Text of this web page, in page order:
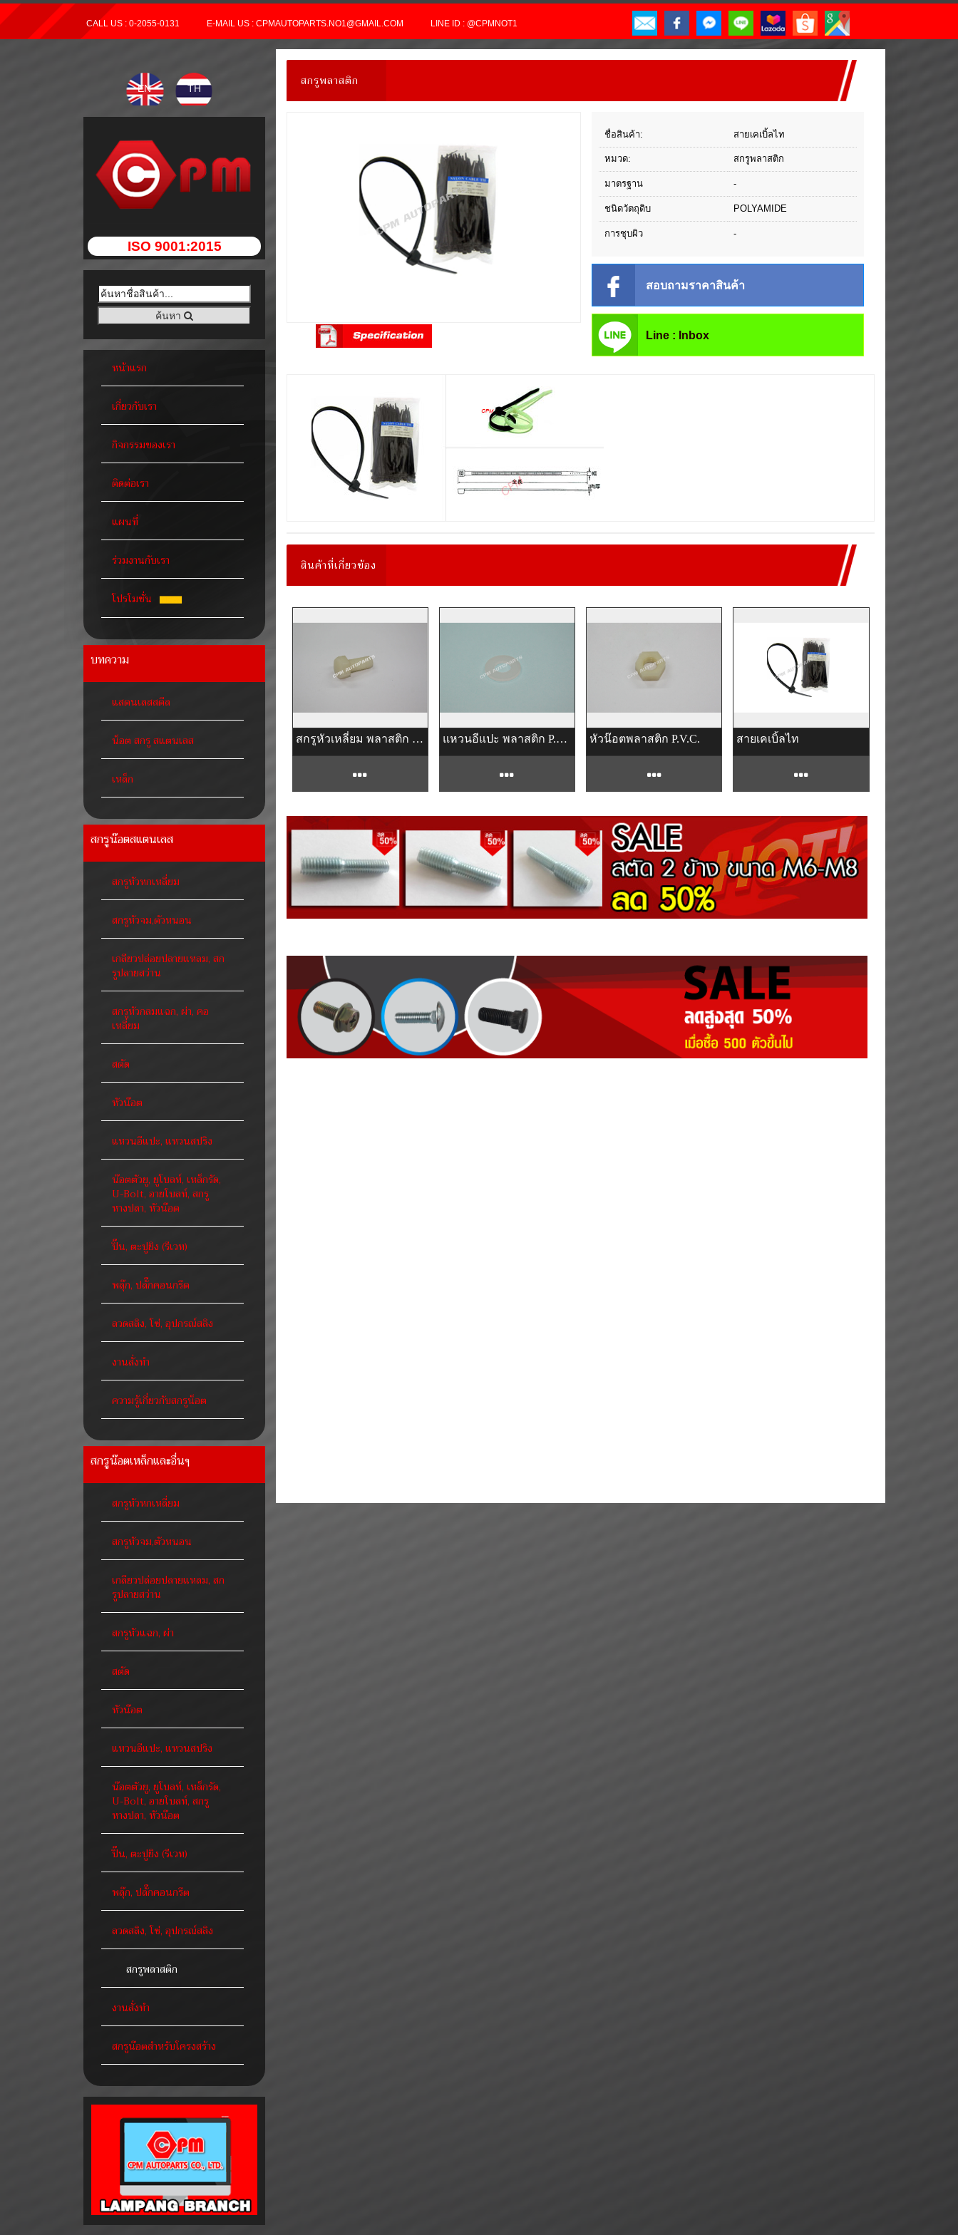
CALL US : 0-2055-0131 E-MAIL US : CPMAUTOPARTS.NO1@GMAIL.COM LINE ID : @CPMNOT1
EN TH
ISO 9001:2015
ค้นหา
หน้าแรก
เกี่ยวกับเรา
กิจกรรมของเรา
ติดต่อเรา
แผนที่
ร่วมงานกับเรา
โปรโมชั่น
บทความ
แสตนเลสสตีล
น็อต สกรู สแตนเลส
เหล็ก
สกรูน๊อตสแตนเลส
สกรูหัวหกเหลี่ยม
สกรูหัวจม,ตัวหนอน
เกลียวปล่อยปลายแหลม, สก
รูปลายสว่าน
สกรูหัวกลมแฉก, ผ่า, คอ
เหลี่ยม
สตัด
หัวน๊อต
แหวนอีแปะ, แหวนสปริง
น๊อตตัวยู, ยูโบลท์, เหล็กรัด,
U-Bolt, อายโบลท์, สกรู
หางปลา, หัวน๊อต
ปิ๊น, ตะปูยิง (รีเวท)
พลุ๊ก, ปลั๊กคอนกรีต
ลวดสลิง, โซ่, อุปกรณ์สลิง
งานสั่งทำ
ความรู้เกี่ยวกับสกรูน็อต
สกรูน๊อตเหล็กและอื่นๆ
สกรูหัวหกเหลี่ยม
สกรูหัวจม,ตัวหนอน
เกลียวปล่อยปลายแหลม, สก
รูปลายสว่าน
สกรูหัวแฉก, ผ่า
สตัด
หัวน๊อต
แหวนอีแปะ, แหวนสปริง
น๊อตตัวยู, ยูโบลท์, เหล็กรัด,
U-Bolt, อายโบลท์, สกรู
หางปลา, หัวน๊อต
ปิ๊น, ตะปูยิง (รีเวท)
พลุ๊ก, ปลั๊กคอนกรีต
ลวดสลิง, โซ่, อุปกรณ์สลิง
สกรูพลาสติก
งานสั่งทำ
สกรูน๊อตสำหรับโครงสร้าง
สกรูพลาสติก
ชื่อสินค้า: สายเคเบิ้ลไท
หมวด: สกรูพลาสติก
มาตรฐาน -
ชนิดวัตถุดิบ POLYAMIDE
การชุบผิว -
สอบถามราคาสินค้า
Line : Inbox
สินค้าที่เกี่ยวข้อง
สกรูหัวเหลี่ยม พลาสติก P.V.C แหวนอีแปะ พลาสติก P.V.C หัวน๊อตพลาสติก P.V.C. สายเคเบิ้ลไท